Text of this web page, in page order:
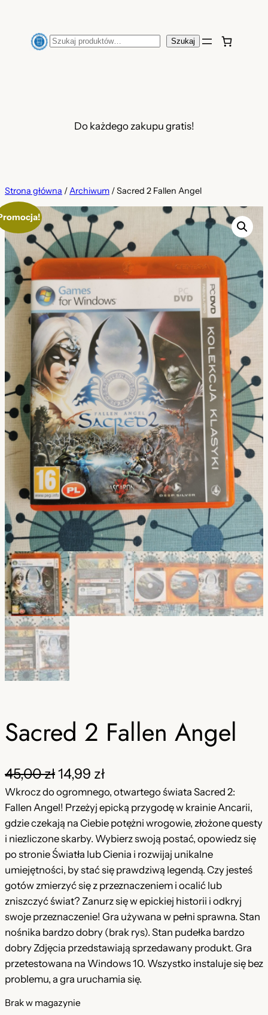
Szukaj Szukaj
Do każdego zakupu gratis!
Strona główna /Archiwum / Sacred 2 Fallen Angel
Sacred 2 Fallen Angel
45,00złP
i
e
r
w
o
t
n
a
c
e
n
14,99 złA
k
t
u
a
l
n
a
c
e
n
Wkrocz do ogromnego, otwartego świata Sacred 2:
Fallen Angel! Przeżyj epicką przygodę w krainie Ancarii,
gdzie czekają na Ciebie potężni wrogowie, złożone questy
i niezliczone skarby. Wybierz swoją postać, opowiedz się
po stronie Światła lub Cienia i rozwijaj unikalne
umiejętności, by stać się prawdziwą legendą. Czy jesteś
gotów zmierzyć się z przeznaczeniem i ocalić lub
zniszczyć świat? Zanurz się w epickiej historii i odkryj
swoje przeznaczenie! Gra używana w pełni sprawna. Stan
nośnika bardzo dobry (brak rys). Stan pudełka bardzo
dobry Zdjęcia przedstawiają sprzedawany produkt. Gra
przetestowana na Windows 10. Wszystko instaluje się bez
problemu, a gra uruchamia się.
Brak w magazynie